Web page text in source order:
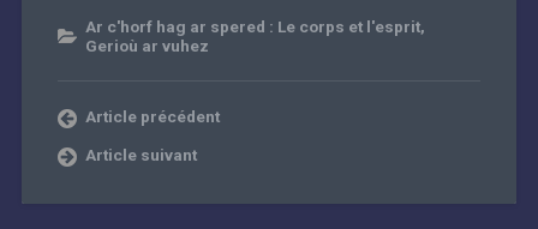
Ar c'horf hag ar spered : Le corps et l'esprit,
Gerioù ar vuhez
Article précédent
Article suivant